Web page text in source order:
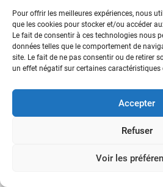
Pour offrir les meilleures expériences, nous
que les cookies pour stocker et/ou accéder
Le fait de consentir à ces technologies nous
données telles que le comportement de
site. Le fait de ne pas consentir ou de retirer
un effet négatif sur certaines caractéristiques
Accepter
Refuser
Voir les
Faits divers
Football
Immobilier